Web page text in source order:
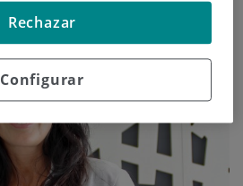
Configurar
Rechazar